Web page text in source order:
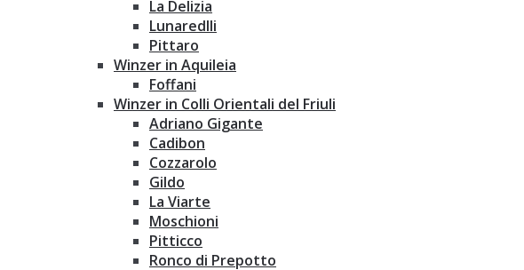
La Delizia
Lunaredlli
Pittaro
Winzer in Aquileia
Foffani
Winzer in Colli Orientali del Friuli
Adriano Gigante
Cadibon
Cozzarolo
Gildo
La Viarte
Moschioni
Pitticco
Ronco di Prepotto